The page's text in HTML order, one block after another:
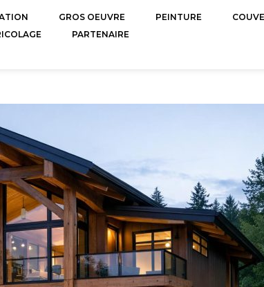
GROS OEUVRE PEINTURE
PARTENAIRE